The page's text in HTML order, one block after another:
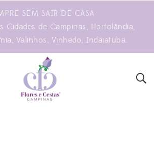
SEM SAIR DE CASA
Cidades de Campinas, Hortolândia,
Valinhos, Vinhedo, Indaiatuba.